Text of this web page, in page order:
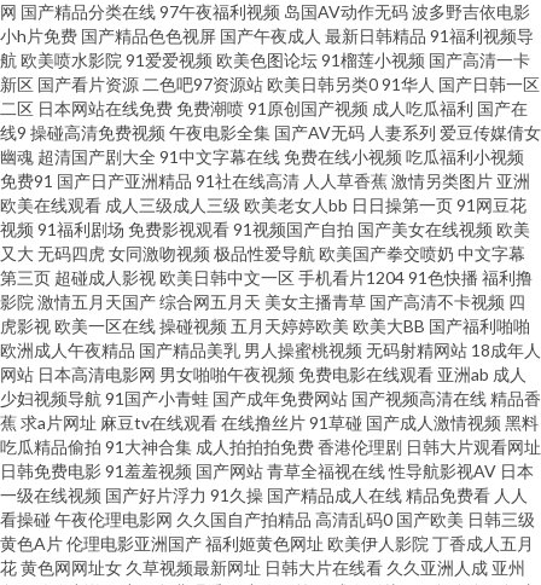
精品视频 91资源总站 俺来也色精工厂 国产乱码一区在线 国产天天操天天干
日本不卡成人 熟女Av 亚洲无码福利社 日本高潮视频 草草黄色在线 东京热麻
豆 黄色www91 另类欧美人l 日屄导航 亚洲超碰自拍 91高跟白丝入口 成人久
草 韩国操逼大片 日韩色情无码 亚洲变态另类 91经典三级 AV伦理福利篇 超碰
激情官网 欧美setu 白丝自慰网站91 极品视频久久青草 日韩av线路 91爱爱视
频 A级片导航 都市激情色色 九一传媒mv 日韩综合色 亚洲97在线视频 wwww
日本 国产91丝袜在 久艹视屏 欧美色图色色 日韩欧美中文自拍 影音无码Av网
91午夜福利影院 成人午夜影院 久久大香蕉天堂 人妻福利导航 午夜福利456
91国产首业 wwww日本 豆花导航福利 玖玖爽A 天天日狠狠干 91视频第十页
成人浮力影院 狠狠狠日 欧美性图ppp 日韩中文欧美网 综合avav 91性爱视频大
网 国产精品分类在线97午夜福利视频 岛国AV动作无码波多野吉依电影
小h片免费 国产精品色色视屏 国产午夜成人 最新日韩精品 91福利视频导
航 欧美喷水影院 91爱爱视频 欧美色图论坛91榴莲小视频 国产高清一卡
新区 国产看片资源 二色吧97资源站欧美日韩另类091华人 国产日韩一区
二区 日本网站在线免费免费潮喷91原创国产视频 成人吃瓜福利 国产在
线9 操碰高清免费视频 午夜电影全集 国产AV无码 人妻系列 爱豆传媒倩女
幽魂 超清国产剧大全 91中文字幕在线免费在线小视频 吃瓜福利小视频
免费91 国产日产亚洲精品 91社在线高清 人人草香蕉激情另类图片 亚洲
欧美在线观看 成人三级成人三级 欧美老女人bb 日日操第一页91网豆花
视频 91福利剧场 免费影视观看91视频国产自拍 国产美女在线视频 欧美
又大 无码四虎女同激吻视频 极品性爱导航 欧美国产拳交喷奶 中文字幕
第三页 超碰成人影视欧美日韩中文一区手机看片120491色快播 福利撸
影院 激情五月天国产综合网五月天 美女主播青草 国产高清不卡视频 四
虎影视欧美一区在线操碰视频 五月天婷婷欧美 欧美大BB 国产福利啪啪
欧洲成人午夜精品 国产精品美乳 男人操蜜桃视频 无码射精网站 18成年人
网站 日本高清电影网 男女啪啪午夜视频 免费电影在线观看 亚洲ab 成人
少妇视频导航 91国产小青蛙 国产成年免费网站 国产视频高清在线精品香
蕉求a片网址 麻豆tv在线观看在线撸丝片91草碰 国产成人激情视频 黑料
吃瓜精品偷拍 91大神合集 成人拍拍拍免费香港伦理剧 日韩大片观看网址
日韩免费电影91羞羞视频 国产网站青草全福视在线性导航影视AV 日本
一级在线视频 国产好片浮力 91久操 国产精品成人在线精品免费看 人人
看操碰 午夜伦理电影网 久久国自产拍精品 高清乱码0 国产欧美 日韩三级
黄色A片伦理电影亚洲国产福利姬黄色网址 欧美伊人影院 丁香成人五月
花黄色网网址女 久草视频最新网址 日韩大片在线看 久久亚洲人成 亚州